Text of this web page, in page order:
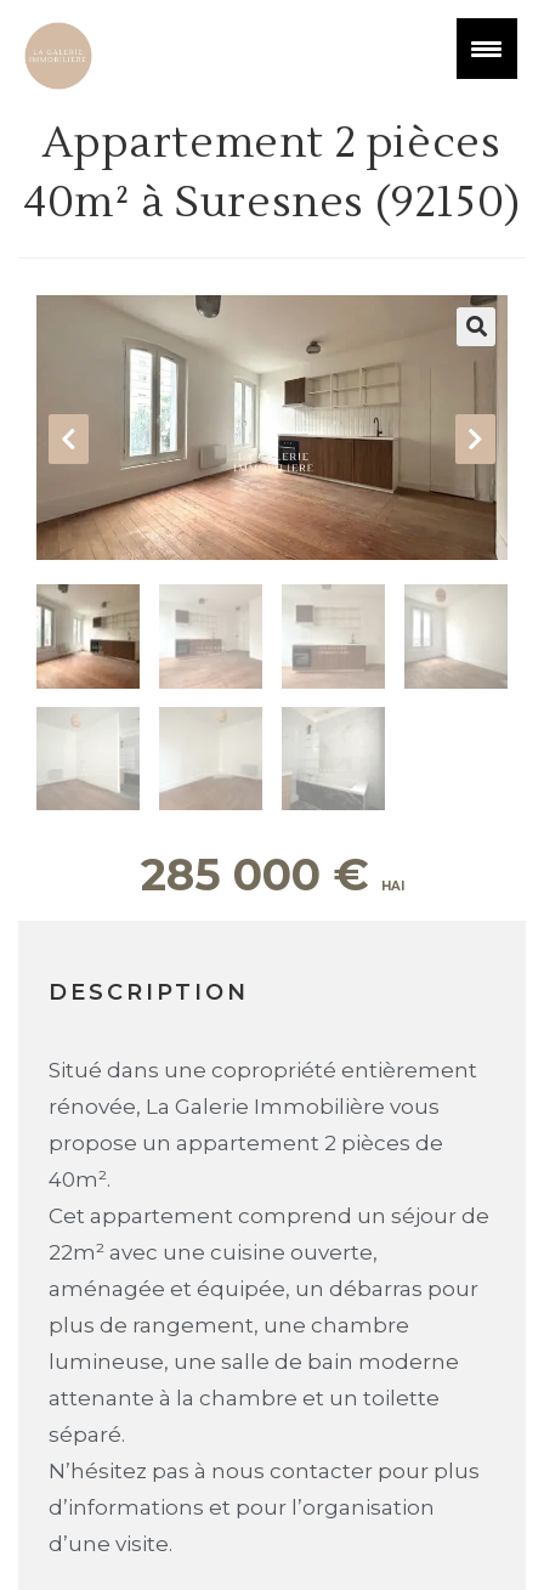
Appartement 2 pièces
40m² à Suresnes (92150)
285 000 €
DESCRIPTION
Situé dans une copropriété entièrement
rénovée, La Galerie Immobilière vous
propose un appartement 2 pièces de
40m².
Cet appartement comprend un séjour de
22m² avec une cuisine ouverte,
aménagée et équipée, un débarras pour
plus de rangement, une chambre
lumineuse, une salle de bain moderne
attenante à la chambre et un toilette
séparé.
N’hésitez pas à nous contacter pour plus
d’informations et pour l’organisation
d’une visite.